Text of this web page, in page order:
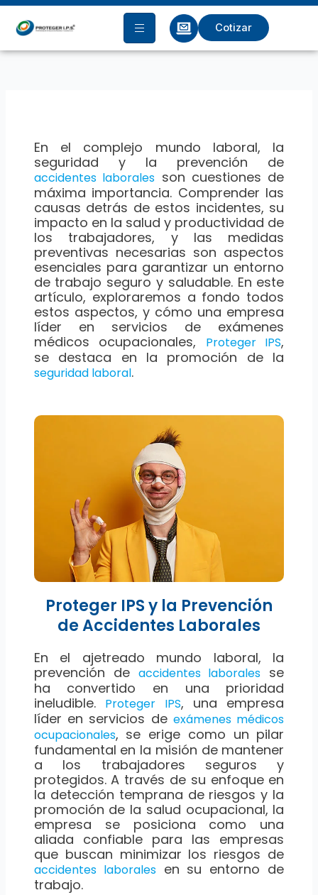
Ir
contenido
Cotizar
En el complejo mundo laboral, la
seguridad y la prevención de
accidentes laborales son cuestiones de
máxima importancia. Comprender las
causas detrás de estos incidentes, su
impacto en la salud y productividad de
los trabajadores, y las medidas
preventivas necesarias son aspectos
esenciales para garantizar un entorno
de trabajo seguro y saludable. En este
artículo, exploraremos a fondo todos
estos aspectos, y cómo una empresa
líder en servicios de exámenes
médicos ocupacionales, Proteger IPS,
se destaca en la promoción de la
seguridad laboral.
Proteger IPS y la Prevención
de Accidentes Laborales
En el ajetreado mundo laboral, la
prevención de accidentes laborales se
ha convertido en una prioridad
ineludible. Proteger IPS, una empresa
líder en servicios deexámenes médicos
ocupacionales, se erige como un pilar
fundamental en la misión de mantener
a los trabajadores seguros y
protegidos. A través de su enfoque en
la detección temprana de riesgos y la
promoción de la salud ocupacional, la
empresa se posiciona como una
aliada confiable para las empresas
que buscan minimizar los riesgos de
accidentes laboralesen su entorno de
trabajo.